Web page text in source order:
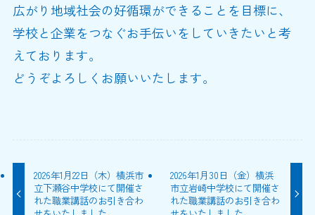
広がり地域社会の好循環ができることを目標に、
学校と企業をつなぐお手伝いをしていきたいと考
えております。
どうぞよろしくお願いいたします。
2026年1月22日（木）横浜市
立下瀬谷中学校にて開催さ
れた職業講話のお引き合わ
2026年1月30日（金）横浜
市立岩崎中学校にて開催さ
れた職業講話のお引き合わ